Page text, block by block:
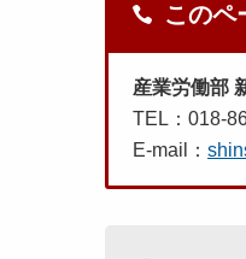
このペ
産業労働部
TEL：018-
E-mail：